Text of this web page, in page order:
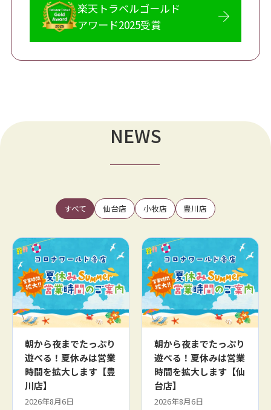
楽天トラベルゴールド
アワード2025受賞
NEWS
すべて 仙台店 小牧店 豊川店
朝から夜までたっぷり
遊べる！夏休みは営業
時間を拡大します【豊
川店】
2026年8月6日
朝から夜までたっぷり
遊べる！夏休みは営業
時間を拡大します【仙
台店】
2026年8月6日